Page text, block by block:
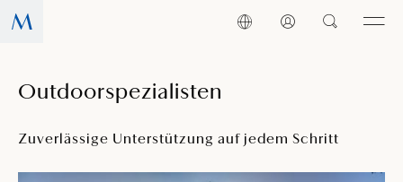
Outdoorspezialisten
Zuverlässige Unterstützung auf jedem Schritt